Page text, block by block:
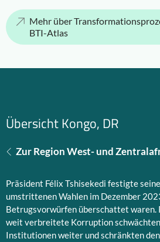
Mehr über
BTI-Atlas
Übersicht Kongo, DR
Zur Region West- und
Präsident Félix Tshisekedi festigte
umstrittenen Wahlen im Dezember
Betrugsvorwürfen überschattet waren.
weit verbreitete Korruption
Institutionen weiter und schränkten